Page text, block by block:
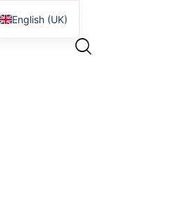
English (UK)